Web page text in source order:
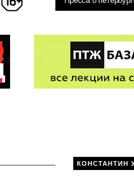
КОНСТАНТИН